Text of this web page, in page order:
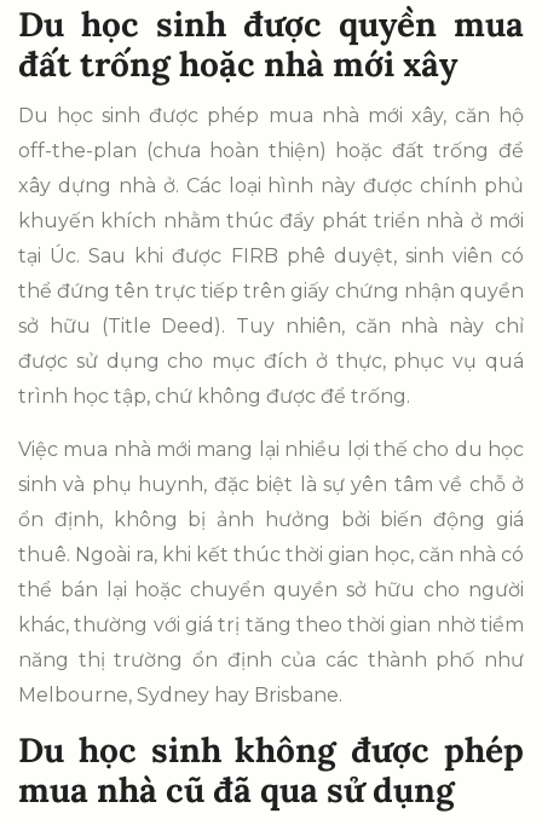
Du học sinh được quyền mua
đất trống hoặc nhà mới xây
Du học sinh được phép mua nhà mới xây, căn hộ
off-the-plan (chưa hoàn thiện) hoặc đất trống để
xây dựng nhà ở. Các loại hình này được chính phủ
khuyến khích nhằm thúc đẩy phát triển nhà ở mới
tại Úc. Sau khi được FIRB phê duyệt, sinh viên có
thể đứng tên trực tiếp trên giấy chứng nhận quyền
sở hữu (Title Deed). Tuy nhiên, căn nhà này chỉ
được sử dụng cho mục đích ở thực, phục vụ quá
trình học tập, chứ không được để trống.
Việc mua nhà mới mang lại nhiều lợi thế cho du học
sinh và phụ huynh, đặc biệt là sự yên tâm về chỗ ở
ổn định, không bị ảnh hưởng bởi biến động giá
thuê. Ngoài ra, khi kết thúc thời gian học, căn nhà có
thể bán lại hoặc chuyển quyền sở hữu cho người
khác, thường với giá trị tăng theo thời gian nhờ tiềm
năng thị trường ổn định của các thành phố như
Melbourne, Sydney hay Brisbane.
Du học sinh không được phép
mua nhà cũ đã qua sử dụng